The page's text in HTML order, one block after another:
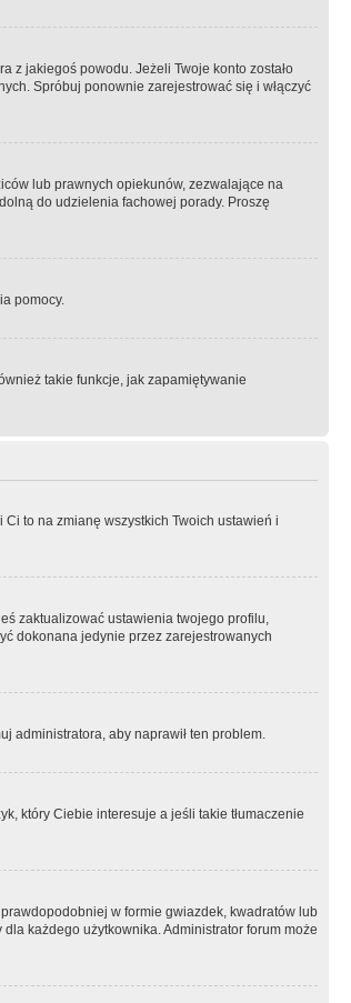
z jakiegoś powodu. Jeżeli Twoje konto zostało
Spróbuj ponownie zarejestrować się i włączyć
lub prawnych opiekunów, zezwalające na
do udzielenia fachowej porady. Proszę
pomocy.
takie funkcje, jak zapamiętywanie
to na zmianę wszystkich Twoich ustawień i
zaktualizować ustawienia twojego profilu,
dokonana jedynie przez zarejestrowanych
administratora, aby naprawił ten problem.
który Ciebie interesuje a jeśli takie tłumaczenie
w formie gwiazdek, kwadratów lub
każdego użytkownika. Administrator forum może